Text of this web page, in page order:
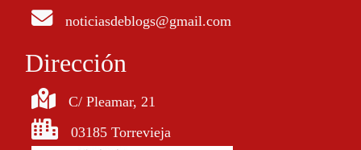
noticiasdeblogs@gmail.com
Dirección
C/ Pleamar, 21
03185 Torrevieja